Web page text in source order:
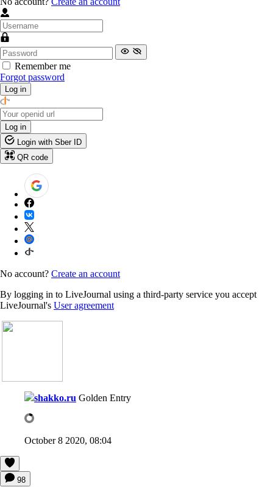
Remember me
Forgot password
Log in
Log in
Login with Sber ID
QR code
No account? Create an account
By logging in to LiveJournal using a third-party service you accept
LiveJournal's User agreement
shakko.ru Golden Entry
October 8 2020, 08:04
98